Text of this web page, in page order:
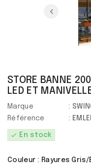
STORE BANNE
LED ET
Marque
:
Référence
:
check En stock
Couleur : Rayures